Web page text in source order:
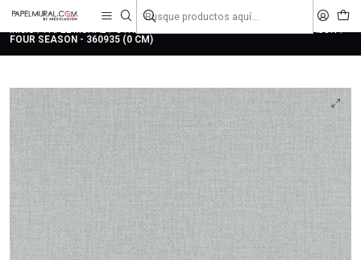
liquidaciones
Inicio PAPEL MURAL OTRAS COLECCIONES
FOUR SEASON
FOUR SEASON - 360935 (0 CM)